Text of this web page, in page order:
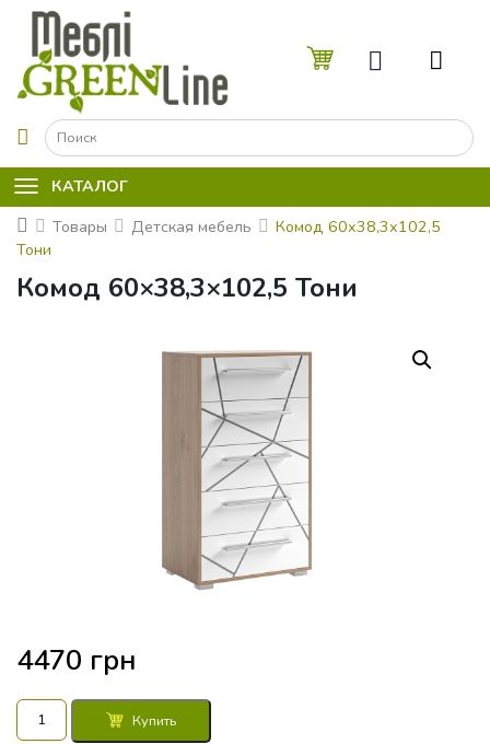
☰
КАТАЛОГ
Товары
Детская мебель
Комод 60x38,3x102,5
Тони
Комод 60×38,3×102,5 Тони
4470 грн
Количество
товара
Купить